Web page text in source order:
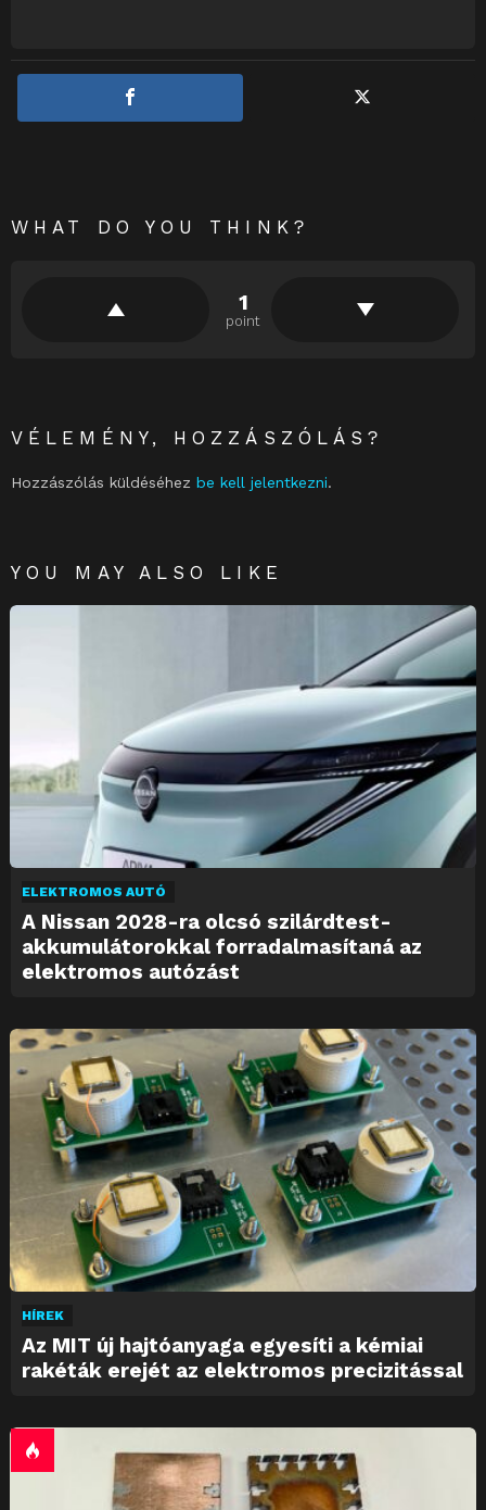
WHAT DO YOU THINK?
1
point
VÉLEMÉNY, HOZZÁSZÓLÁS?
Hozzászólás küldéséhez be kell jelentkezni.
YOU MAY ALSO LIKE
ELEKTROMOS AUTÓ
A Nissan 2028-ra olcsó szilárdtest-
akkumulátorokkal forradalmasítaná az
elektromos autózást
HÍREK
Az MIT új hajtóanyaga egyesíti a kémiai
rakéták erejét az elektromos precizitással